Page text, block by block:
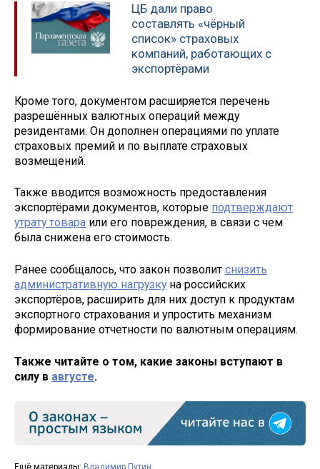
ЦБ дали право
составлять «чёрный
список» страховых
компаний, работающих с
экспортёрами
Кроме того, документом расширяется перечень
разрешённых валютных операций между
резидентами. Он дополнен операциями по уплате
страховых премий и по выплате страховых
возмещений.
Также вводится возможность предоставления
экспортёрами документов, которые подтверждают
утрату товара или его повреждения, в связи с чем
была снижена его стоимость.
Ранее сообщалось, что закон позволит снизить
административную нагрузку на российских
экспортёров, расширить для них доступ к продуктам
экспортного страхования и упростить механизм
формирование отчетности по валютным операциям.
Также читайте о том, какие законы вступают в
силу в августе.
Ещё материалы: Владимир Путин